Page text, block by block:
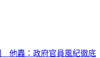
共舞 最新路徑曝